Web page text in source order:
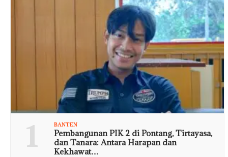
1 BANTEN
Pembangunan PIK 2 di Pontang, Tirtayasa,
dan Tanara: Antara Harapan dan
Kekhawat…